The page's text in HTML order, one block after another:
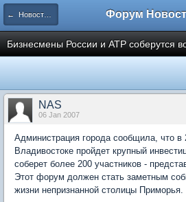
← Новости рынка недвижимости
Бизнесмены России и АТР соберутся
NAS
06 Jan 2007
Администрация города сообщила, что в
Владивостоке пройдет крупный
соберет более 200 участников -
Этот форум должен стать заметным
жизни непризнанной столицы Приморья.